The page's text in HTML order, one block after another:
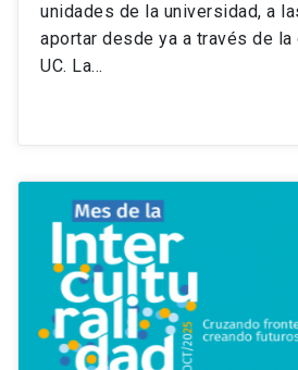
unidades de la universidad, a
aportar desde ya a través de la
UC. La…